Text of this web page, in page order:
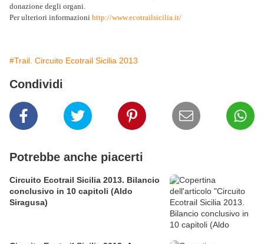
donazione degli organi.
Per ulteriori informazioni http://www.ecotrailsicilia.it/
#Trail. Circuito Ecotrail Sicilia 2013
Condividi
Potrebbe anche piacerti
Circuito Ecotrail Sicilia 2013. Bilancio
conclusivo in 10 capitoli (Aldo
Siragusa)